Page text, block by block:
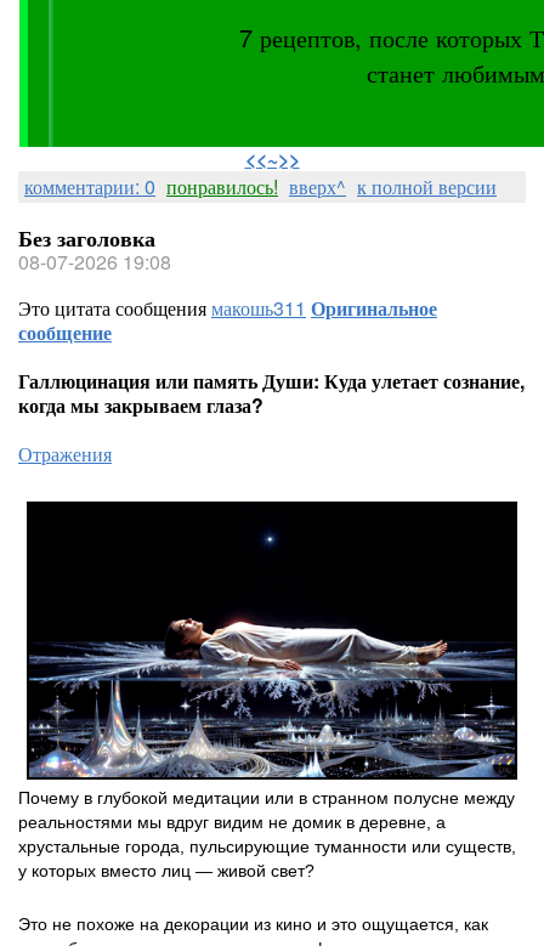
7 рецептов, после
станет
<<~>>
комментарии: 0 понравилось! вверх^ к полной версии
Без заголовка
08-07-2026 19:08
Это цитата сообщениямакошь311 Оригинальное
сообщение
Галлюцинация или память Души: Куда улетает сознание,
когда мы закрываем глаза?
Отражения
Почему в глубокой медитации или в странном полусне между
реальностями мы вдруг видим не домик в деревне, а
хрустальные города, пульсирующие туманности или существ,
у которых вместо лиц — живой свет?
Это не похоже на декорации из кино и это ощущается, как